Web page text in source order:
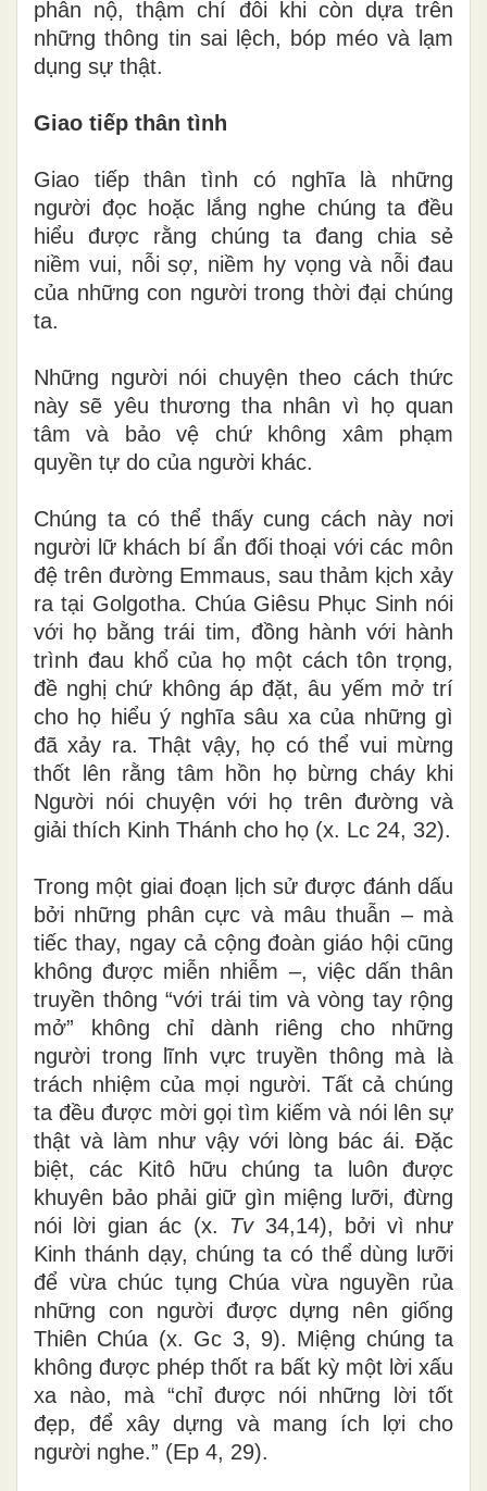
phẫn nộ, thậm chí đôi khi còn dựa trên
những thông tin sai lệch, bóp méo và lạm
dụng sự thật.
Giao tiếp thân tình
Giao tiếp thân tình có nghĩa là những
người đọc hoặc lắng nghe chúng ta đều
hiểu được rằng chúng ta đang chia sẻ
niềm vui, nỗi sợ, niềm hy vọng và nỗi đau
của những con người trong thời đại chúng
ta.
Những người nói chuyện theo cách thức
này sẽ yêu thương tha nhân vì họ quan
tâm và bảo vệ chứ không xâm phạm
quyền tự do của người khác.
Chúng ta có thể thấy cung cách này nơi
người lữ khách bí ẩn đối thoại với các môn
đệ trên đường Emmaus, sau thảm kịch xảy
ra tại Golgotha. Chúa Giêsu Phục Sinh nói
với họ bằng trái tim, đồng hành với hành
trình đau khổ của họ một cách tôn trọng,
đề nghị chứ không áp đặt, âu yếm mở trí
cho họ hiểu ý nghĩa sâu xa của những gì
đã xảy ra. Thật vậy, họ có thể vui mừng
thốt lên rằng tâm hồn họ bừng cháy khi
Người nói chuyện với họ trên đường và
giải thích Kinh Thánh cho họ (x. Lc 24, 32).
Trong một giai đoạn lịch sử được đánh dấu
bởi những phân cực và mâu thuẫn – mà
tiếc thay, ngay cả cộng đoàn giáo hội cũng
không được miễn nhiễm –, việc dấn thân
truyền thông “với trái tim và vòng tay rộng
mở” không chỉ dành riêng cho những
người trong lĩnh vực truyền thông mà là
trách nhiệm của mọi người. Tất cả chúng
ta đều được mời gọi tìm kiếm và nói lên sự
thật và làm như vậy với lòng bác ái. Đặc
biệt, các Kitô hữu chúng ta luôn được
khuyên bảo phải giữ gìn miệng lưỡi, đừng
nói lời gian ác (x. Tv34,14), bởi vì như
Kinh thánh dạy, chúng ta có thể dùng lưỡi
để vừa chúc tụng Chúa vừa nguyền rủa
những con người được dựng nên giống
Thiên Chúa (x. Gc 3, 9). Miệng chúng ta
không được phép thốt ra bất kỳ một lời xấu
xa nào, mà “chỉ được nói những lời tốt
đẹp, để xây dựng và mang ích lợi cho
người nghe.” (Ep 4, 29).